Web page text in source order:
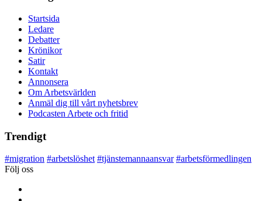
Startsida
Ledare
Debatter
Krönikor
Satir
Kontakt
Annonsera
Om Arbetsvärlden
Anmäl dig till vårt nyhetsbrev
Podcasten Arbete och fritid
Trendigt
#migration #arbetslöshet #tjänstemannaansvar #arbetsförmedlingen
Följ oss